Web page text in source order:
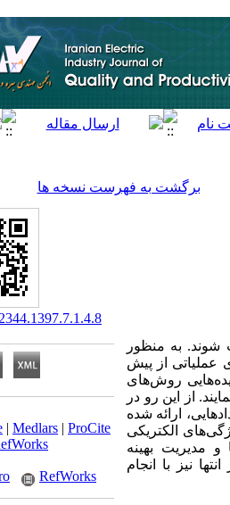
برگشت به فهرست نسخه ها
شوند. به منظور
عملیاتی از پیش
روش‌های
از این رو در
ارائه شده
الکتریکی
مدیریت بهینه‌
انتها نیز با انجام
| Medlars | ProCite
RefWorks